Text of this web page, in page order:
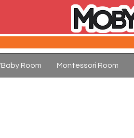
Room Montessori Room